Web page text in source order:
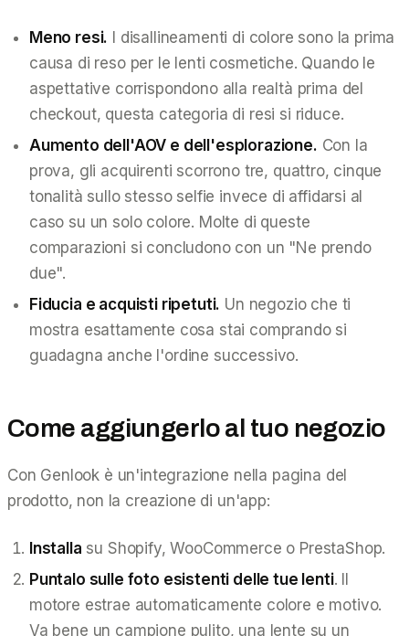
Meno resi. I disallineamenti di colore sono la prima
causa di reso per le lenti cosmetiche. Quando le
aspettative corrispondono alla realtà prima del
checkout, questa categoria di resi si riduce.
Aumento dell'AOV e dell'esplorazione. Con la
prova, gli acquirenti scorrono tre, quattro, cinque
tonalità sullo stesso selfie invece di affidarsi al
caso su un solo colore. Molte di queste
comparazioni si concludono con un "Ne prendo
due".
Fiducia e acquisti ripetuti. Un negozio che ti
mostra esattamente cosa stai comprando si
guadagna anche l'ordine successivo.
Come aggiungerlo al tuo negozio
Con Genlook è un'integrazione nella pagina del
prodotto, non la creazione di un'app:
Installa su Shopify, WooCommerce o PrestaShop.
Puntalo sulle foto esistenti delle tue lenti. Il
motore estrae automaticamente colore e motivo.
Va bene un campione pulito, una lente su un